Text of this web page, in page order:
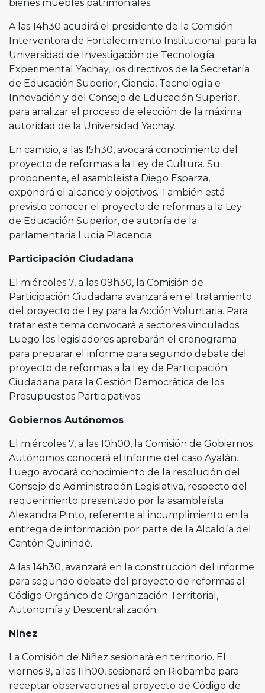
bienes muebles patrimoniales.
A las 14h30 acudirá el presidente de la Comisión
Interventora de Fortalecimiento Institucional para la
Universidad de Investigación de Tecnología
Experimental Yachay, los directivos de la Secretaría
de Educación Superior, Ciencia, Tecnología e
Innovación y del Consejo de Educación Superior,
para analizar el proceso de elección de la máxima
autoridad de la Universidad Yachay.
En cambio, a las 15h30, avocará conocimiento del
proyecto de reformas a la Ley de Cultura. Su
proponente, el asambleísta Diego Esparza,
expondrá el alcance y objetivos. También está
previsto conocer el proyecto de reformas a la Ley
de Educación Superior, de autoría de la
parlamentaria Lucía Placencia.
Participación Ciudadana
El miércoles 7, a las 09h30, la Comisión de
Participación Ciudadana avanzará en el tratamiento
del proyecto de Ley para la Acción Voluntaria. Para
tratar este tema convocará a sectores vinculados.
Luego los legisladores aprobarán el cronograma
para preparar el informe para segundo debate del
proyecto de reformas a la Ley de Participación
Ciudadana para la Gestión Democrática de los
Presupuestos Participativos.
Gobiernos Autónomos
El miércoles 7, a las 10h00, la Comisión de Gobiernos
Autónomos conocerá el informe del caso Ayalán.
Luego avocará conocimiento de la resolución del
Consejo de Administración Legislativa, respecto del
requerimiento presentado por la asambleísta
Alexandra Pinto, referente al incumplimiento en la
entrega de información por parte de la Alcaldía del
Cantón Quinindé.
A las 14h30, avanzará en la construcción del informe
para segundo debate del proyecto de reformas al
Código Orgánico de Organización Territorial,
Autonomía y Descentralización.
Niñez
La Comisión de Niñez sesionará en territorio. El
viernes 9, a las 11h00, sesionará en Riobamba para
receptar observaciones al proyecto de Código de